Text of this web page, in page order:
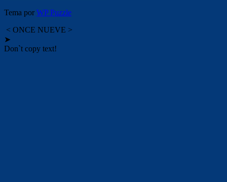
Tema por WP Puzzle
< ONCE NUEVE >
➤
Don`t copy text!